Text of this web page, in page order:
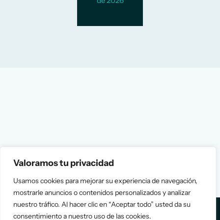
Valoramos tu privacidad
Usamos cookies para mejorar su experiencia de navegación,
mostrarle anuncios o contenidos personalizados y analizar
nuestro tráfico. Al hacer clic en “Aceptar todo” usted da su
consentimiento a nuestro uso de las cookies.